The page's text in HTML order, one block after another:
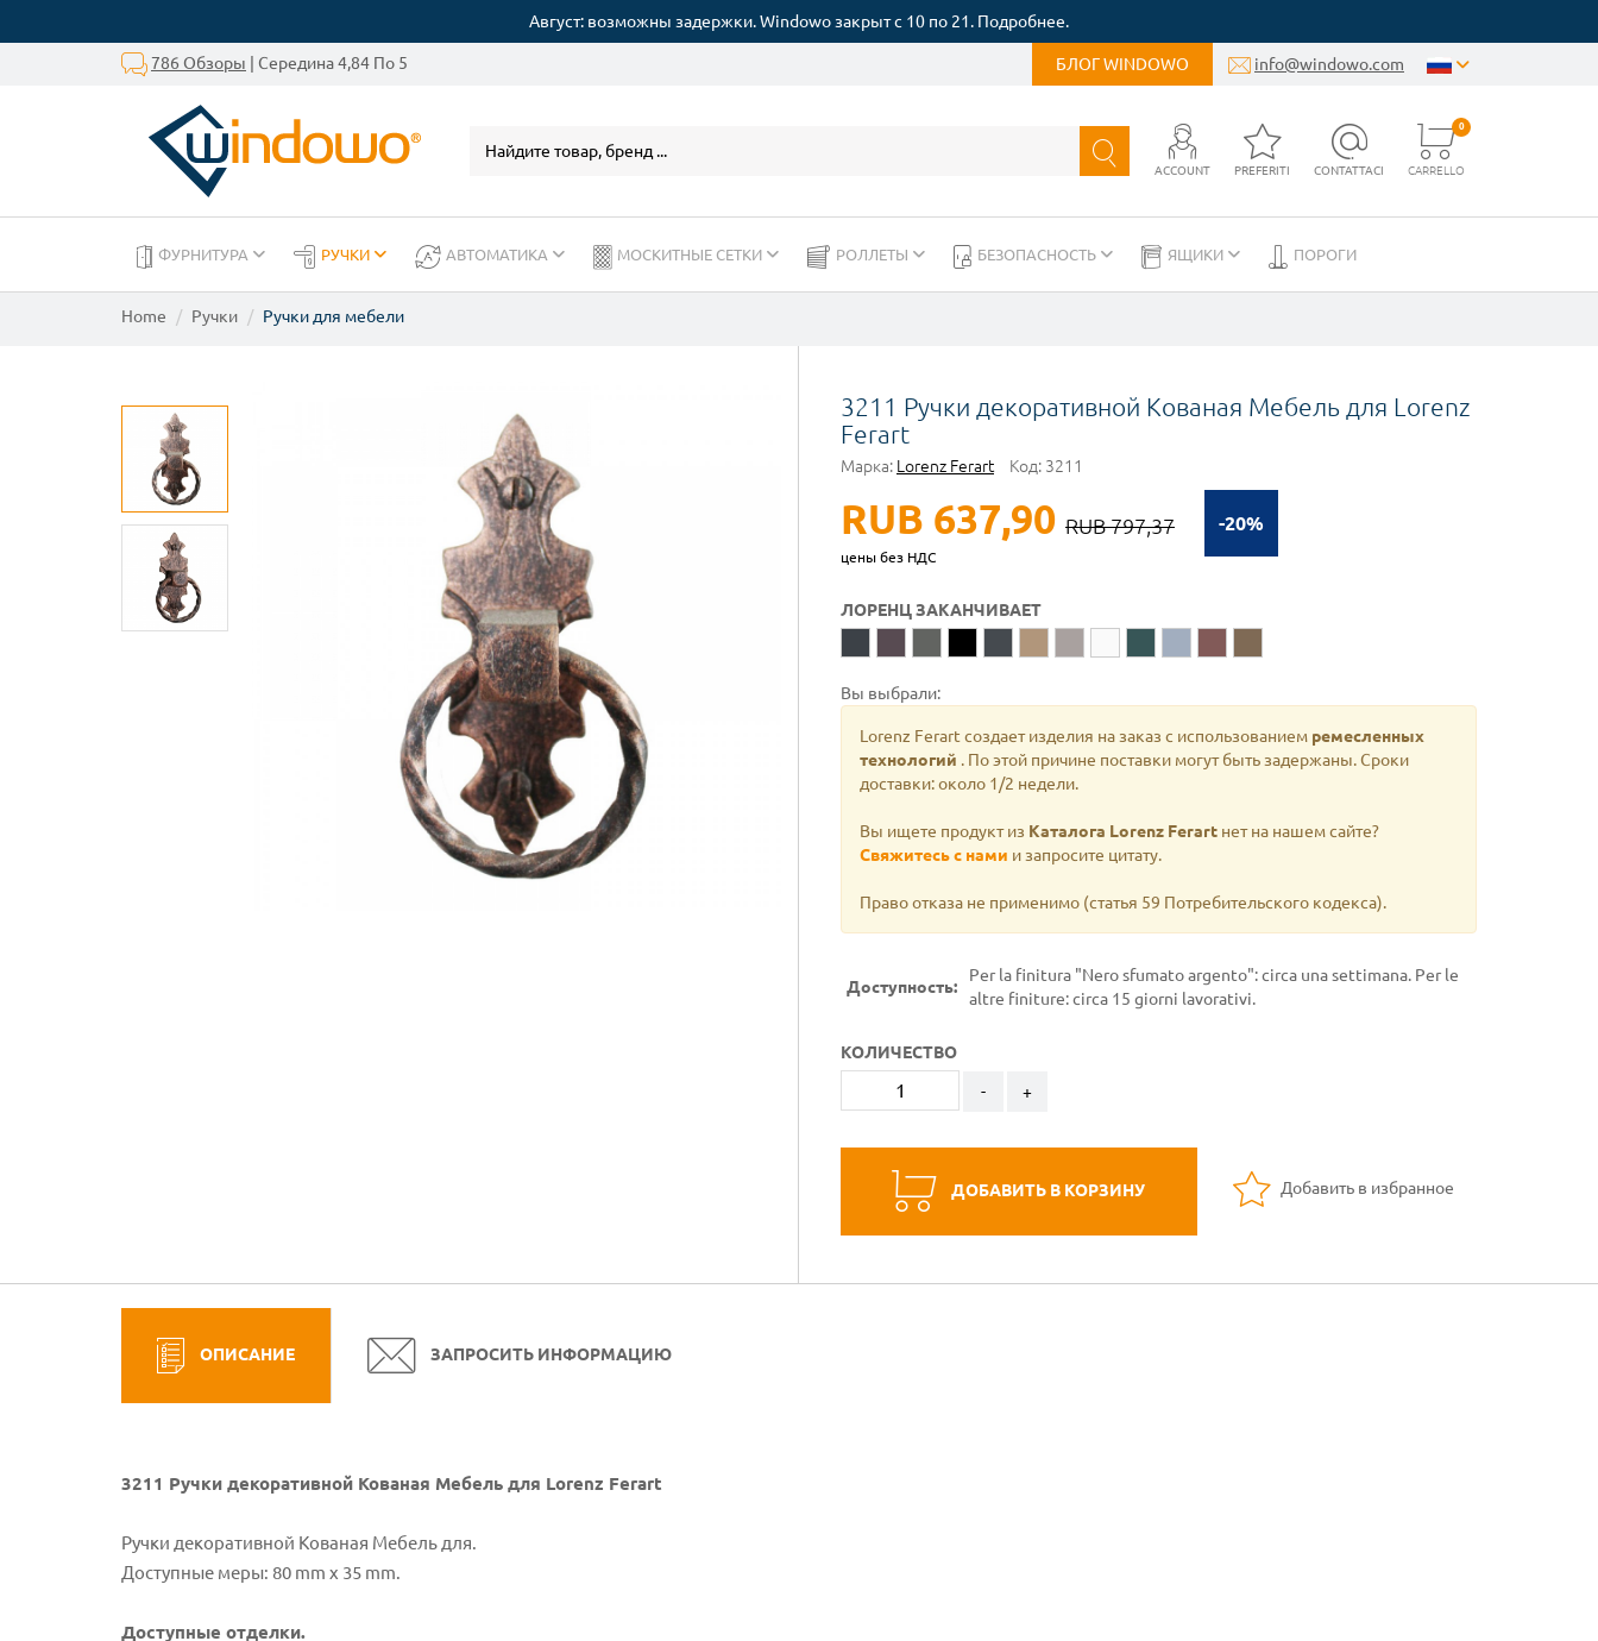
Август: возможны задержки. Windowo закрыт с 10 по 21. Подробнее.
786 Обзоры | Середина 4,84 По 5 БЛОГ WINDOWO info@windowo.com
ACCOUNT PREFERITI CONTATTACI CARRELLO
0
ФУРНИТУРА РУЧКИ АВТОМАТИКА МОСКИТНЫЕ СЕТКИ РОЛЛЕТЫ БЕЗОПАСНОСТЬ ЯЩИКИ ПОРОГИ
Home Ручки Ручки для мебели
3211 Ручки декоративной Кованая Мебель для Lorenz
Ferart
Марка: Lorenz Ferart Код: 3211
-20%
RUB 637,90 RUB 797,37
цены без НДС
ЛОРЕНЦ ЗАКАНЧИВАЕТ
Вы выбрали:
Lorenz Ferart создает изделия на заказ с использованием ремесленных
технологий . По этой причине поставки могут быть задержаны. Сроки
доставки: около 1/2 недели.
Вы ищете продукт из Каталога Lorenz Ferart нет на нашем сайте?
Свяжитесь с нами и запросите цитату.
Право отказа не применимо (статья 59 Потребительского кодекса).
Доступность:
Per la finitura "Nero sfumato argento": circa una settimana. Per le
altre finiture: circa 15 giorni lavorativi.
КОЛИЧЕСТВО
- +
ДОБАВИТЬ В КОРЗИНУ Добавить в избранное
ОПИСАНИЕ ЗАПРОСИТЬ ИНФОРМАЦИЮ
3211 Ручки декоративной Кованая Мебель для Lorenz Ferart
Ручки декоративной Кованая Мебель для.
Доступные меры: 80 mm x 35 mm.
Доступные отделки.